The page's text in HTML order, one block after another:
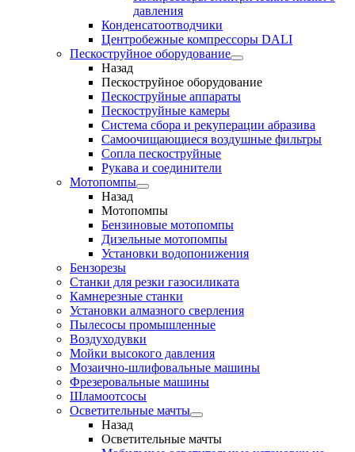
давления
Конденсатоотводчики
Центробежные компрессоры DALI
Пескоструйное оборудование
Назад
Пескоструйное оборудование
Пескоструйные аппараты
Пескоструйные камеры
Система сбора и рекуперации абразива
Самоочищающиеся воздушные фильтры
Сопла пескоструйные
Рукава и соединители
Мотопомпы
Назад
Мотопомпы
Бензиновые мотопомпы
Дизельные мотопомпы
Установки водопонижения
Бензорезы
Станки для резки газосиликата
Камнерезные станки
Установки алмазного сверления
Пылесосы промышленные
Воздуходувки
Мойки высокого давления
Мозаично-шлифовальные машины
Фрезеровальные машины
Шламоотсосы
Осветительные мачты
Назад
Осветительные мачты